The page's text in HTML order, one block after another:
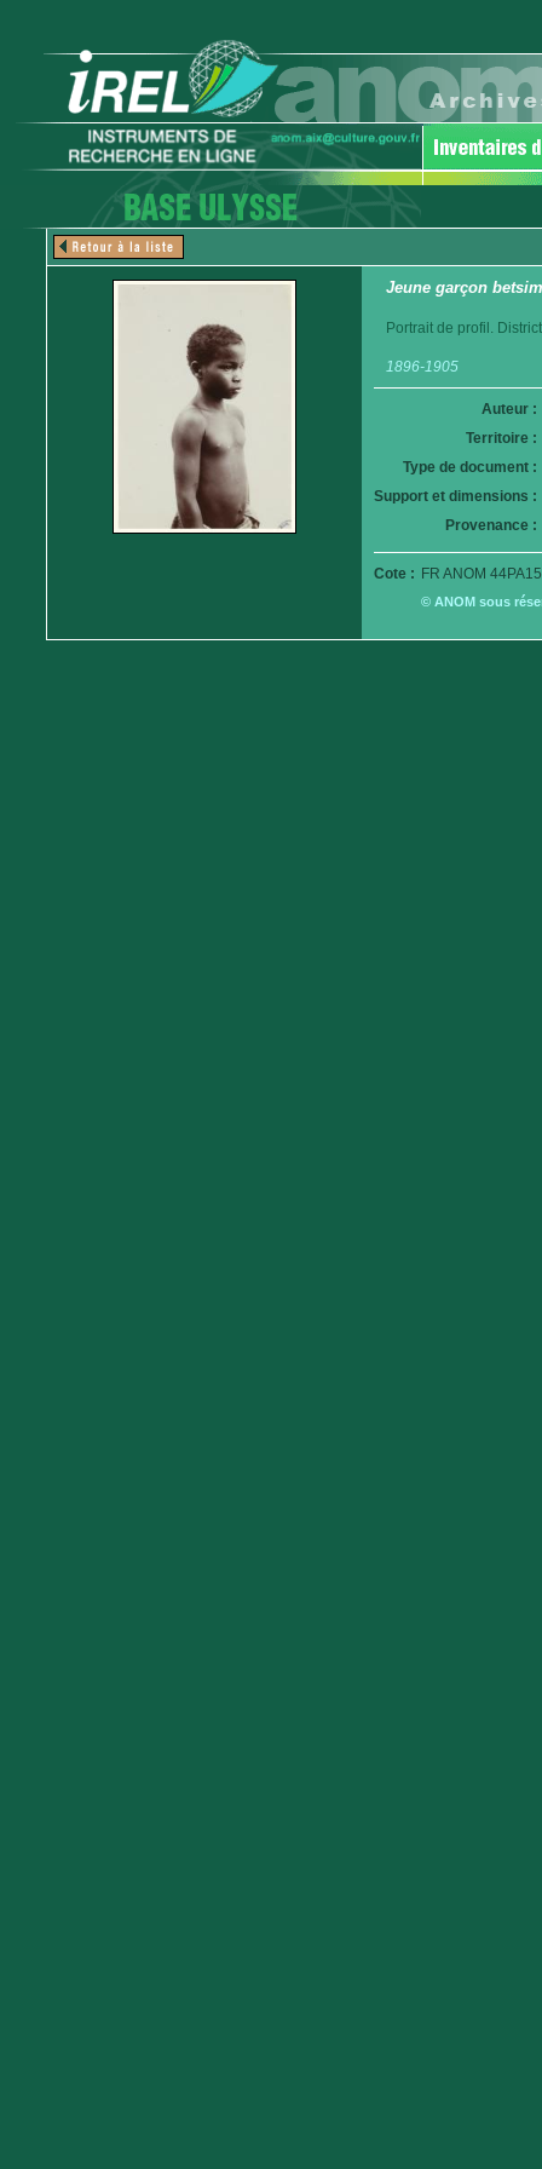
Jeune garçon
Portrait de profil.
1896-1905
Auteur :
Territoire :
Type de document :
Support et dimensions :
Provenance :
Cote : FR ANOM
© ANOM sous